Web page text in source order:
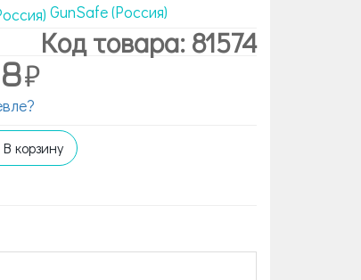
GunSafe (Россия)
Код товара: 81574
В корзину